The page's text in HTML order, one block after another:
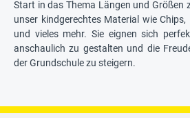
Start in das Thema Längen und Größen
unser kindgerechtes Material wie Chips,
und vieles mehr. Sie eignen sich
anschaulich zu gestalten und die
der Grundschule zu steigern.